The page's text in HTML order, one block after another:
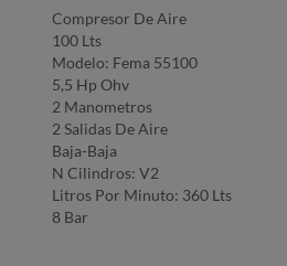
Compresor De Aire
100 Lts
Modelo: Fema 55100
5,5 Hp Ohv
2 Manometros
2 Salidas De Aire
Baja-Baja
N Cilindros: V2
Litros Por Minuto: 360 Lts
8 Bar